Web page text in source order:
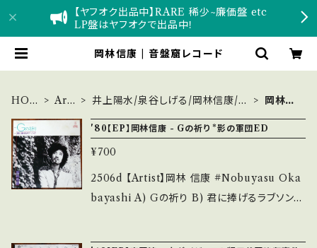
【ヤフオク出品中】RARE 稀少~廉価盤 etc
LP盤はヤフオクで出品中！
岡林信康 | 音盤窟レコード
HOM
Arti
井上陽水/泉谷しげる/岡林信康/吉
岡林信
'80【EP】岡林信康 - Gの祈り *影の軍団ED
¥700
2506d 【Artist】岡林 信康 #Nobuyasu Oka
bayashi A) Gの祈り B) 君に捧げるラブソング